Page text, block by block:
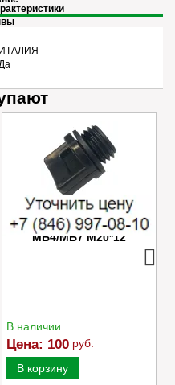
ИТАЛИЯ
Пробка маслозаливного
отверстия редуктора
МБ4/МБ7 M20*12
В наличии
Цена: 100 руб.
В корзину